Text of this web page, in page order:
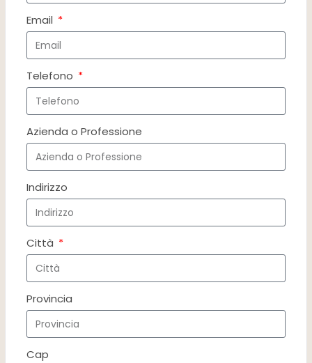
Email
Telefono
Azienda o Professione
Indirizzo
Città
Provincia
Cap